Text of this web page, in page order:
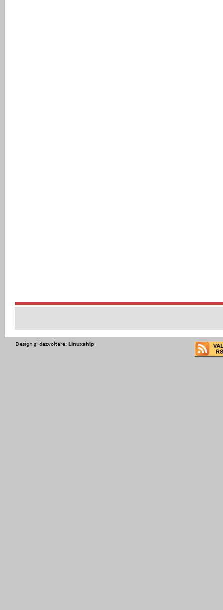
Design şi dezvoltare: Linuxship